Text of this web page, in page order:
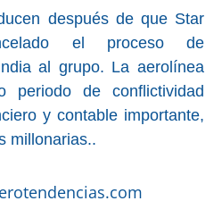
después de que Star
el proceso de
al grupo. La aerolínea
periodo de conflictividad
y contable importante,
millonarias..